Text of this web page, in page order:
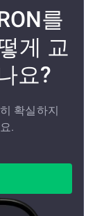
를
게 교
요?
확실하지
.